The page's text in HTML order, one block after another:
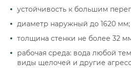
устойчивость к большим
диаметр наружный до 1620 мм;
толщина стенки не более 32
рабочая среда: вода любой
виды щелочей и другие